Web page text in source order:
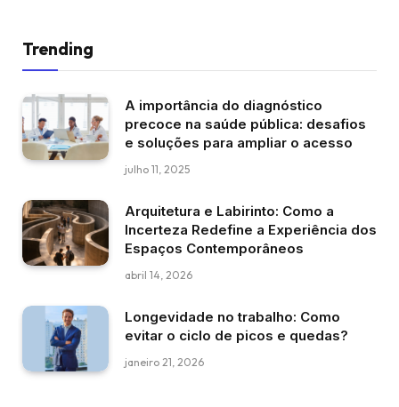
Trending
A importância do diagnóstico
precoce na saúde pública: desafios
e soluções para ampliar o acesso
julho 11, 2025
Arquitetura e Labirinto: Como a
Incerteza Redefine a Experiência dos
Espaços Contemporâneos
abril 14, 2026
Longevidade no trabalho: Como
evitar o ciclo de picos e quedas?
janeiro 21, 2026